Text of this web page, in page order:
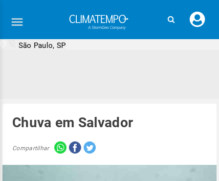
seu
São Paulo, SP
Chuva em Salvador
Compartilhar